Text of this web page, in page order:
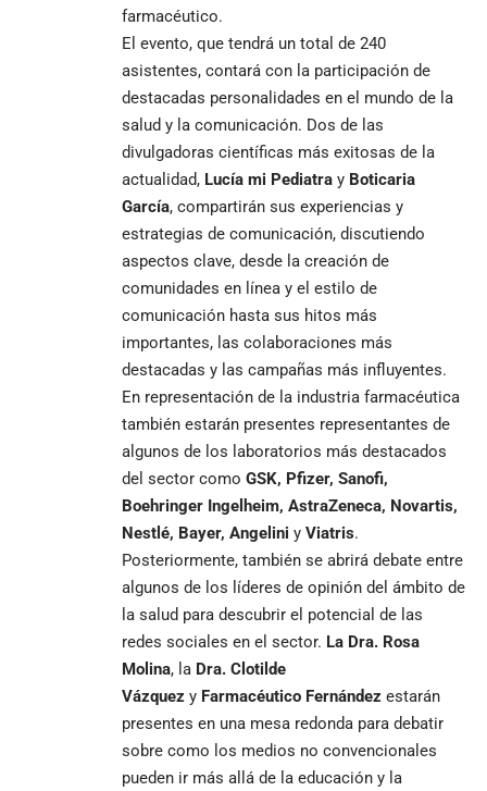
farmacéutico.
El evento, que tendrá un total de 240
asistentes, contará con la participación de
destacadas personalidades en el mundo de la
salud y la comunicación. Dos de las
divulgadoras científicas más exitosas de la
actualidad, Lucía mi Pediatra y Boticaria
García, compartirán sus experiencias y
estrategias de comunicación, discutiendo
aspectos clave, desde la creación de
comunidades en línea y el estilo de
comunicación hasta sus hitos más
importantes, las colaboraciones más
destacadas y las campañas más influyentes.
En representación de la industria farmacéutica
también estarán presentes representantes de
algunos de los laboratorios más destacados
del sector como GSK, Pfizer, Sanofi,
Boehringer Ingelheim, AstraZeneca, Novartis,
Nestlé, Bayer, Angelini y Viatris.
Posteriormente, también se abrirá debate entre
algunos de los líderes de opinión del ámbito de
la salud para descubrir el potencial de las
redes sociales en el sector. La Dra. Rosa
Molina, la Dra. Clotilde
Vázquez y Farmacéutico Fernández estarán
presentes en una mesa redonda para debatir
sobre como los medios no convencionales
pueden ir más allá de la educación y la